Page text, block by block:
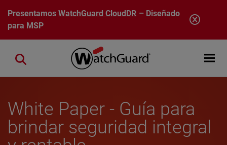
Pasar al contenido principal
PresentamosWatchGuard CloudDR – Diseñado
para MSP
Open
Close search
White Paper - Guía para
brindar seguridad integral